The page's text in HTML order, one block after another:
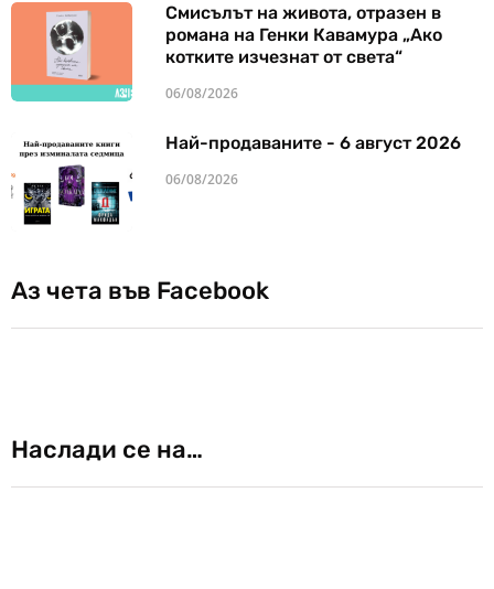
Смисълът на живота, отразен в
романа на Генки Кавамура „Ако
котките изчезнат от света“
06/08/2026
Най-продаваните - 6 август 2026
06/08/2026
Аз чета във Facebook
Наслади се на…